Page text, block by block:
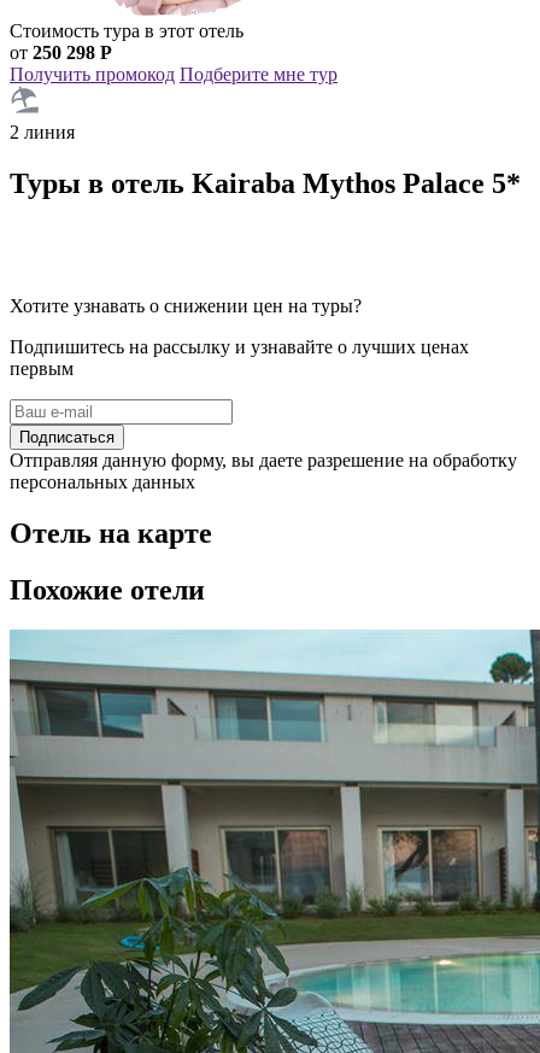
Стоимость тура в этот отель
от 250 298 Р
Получить промокод Подберите мне тур
2 линия
Туры в отель Kairaba Mythos Palace 5*
Хотите узнавать о снижении цен на туры?
Подпишитесь на рассылку и узнавайте о лучших ценах
первым
Подписаться
Отправляя данную форму, вы даете разрешение на обработку
персональных данных
Отель на карте
Похожие отели